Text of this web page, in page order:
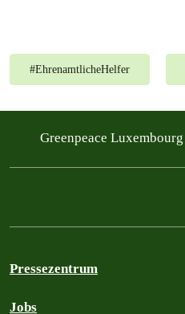
#EhrenamtlicheHelfer
Greenpeace Luxembourg
Pressezentrum
Jobs